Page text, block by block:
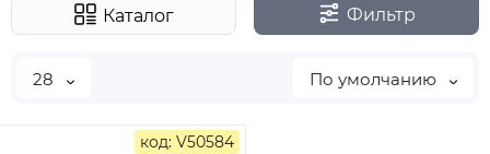
Каталог Фильтр
28 По умолчанию
код: V50584